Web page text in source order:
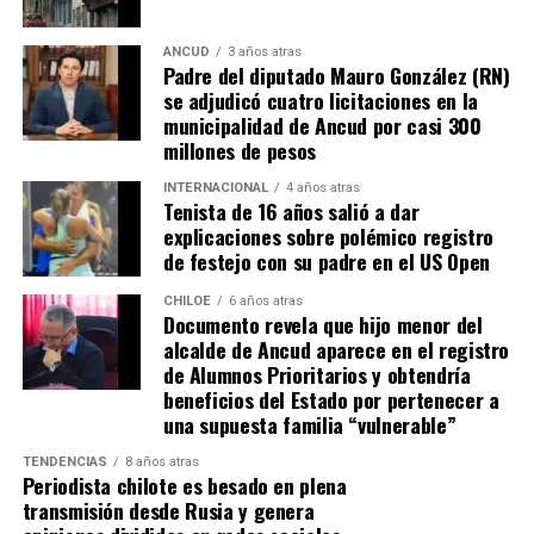
los caminos conducen a… La Moneda y, mientras se
espera ese gesto por parte de la madre del pequeño
Tomás, los pasos siguen quemando los pies de Fernando
en pos de que cada kilómetro recorrido, signifique más
que una llegada a Santiago, un arribo a la cura de su hijo
Actualmente, Gómez se encuentra en Santiago
realizando trámites y participando como invitada en
distintos medios de comunicación. Aunque aún no tiene
una fecha exacta para su viaje a Estados Unidos, donde
se administra el medicamento, indicó que esperan
realizarlo «a mediados de junio».
Cabe destacar que, pese a que se logró reunir el dinero y,
por ende, la meta se cumplió, continúan circulando por
redes sociales, eventos a beneficios de Tomás Ross.
¿Como ayudar?
ANCUD 3 años atras
Padre del diputado Mauro González (RN)
se adjudicó cuatro licitaciones en la
municipalidad de Ancud por casi 300
millones de pesos
INTERNACIONAL 4 años atras
Tenista de 16 años salió a dar
explicaciones sobre polémico registro
de festejo con su padre en el US Open
CHILOE 6 años atras
Documento revela que hijo menor del
alcalde de Ancud aparece en el registro
de Alumnos Prioritarios y obtendría
beneficios del Estado por pertenecer a
una supuesta familia “vulnerable”
TENDENCIAS 8 años atras
Periodista chilote es besado en plena
transmisión desde Rusia y genera